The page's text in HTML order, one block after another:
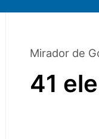
Mirador de
41